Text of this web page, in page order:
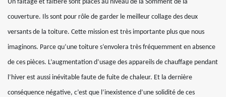
Un faitage et faitière sont placés au niveau de la Somment de la
couverture. Ils sont pour rôle de garder le meilleur collage des deux
versants de la toiture. Cette mission est très importante plus que nous
imaginons. Parce qu’une toiture s’envolera très fréquemment en absence
de ces pièces. L’augmentation d’usage des appareils de chauffage pendant
l’hiver est aussi inévitable faute de fuite de chaleur. Et la dernière
conséquence négative, c’est que l’inexistence d’une solidité de ces